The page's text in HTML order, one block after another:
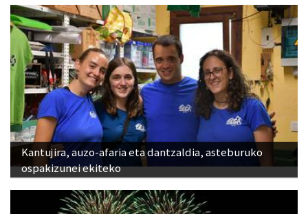
Kantujira, auzo-afaria eta dantzaldia, asteburuko
ospakizunei ekiteko